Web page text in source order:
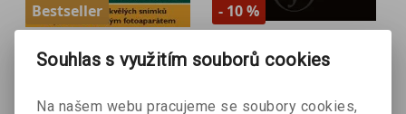
Bestseller
Naučte se
fotografovat dobře -
Bryan Peterson
- 10 %
Michal Janovský
Souhlas s využitím souborů cookies
Na našem webu pracujeme se soubory cookies,